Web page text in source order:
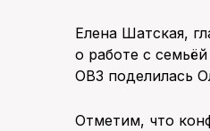
Елена Шатская,
о работе с
ОВЗ поделилась
Отметим, что